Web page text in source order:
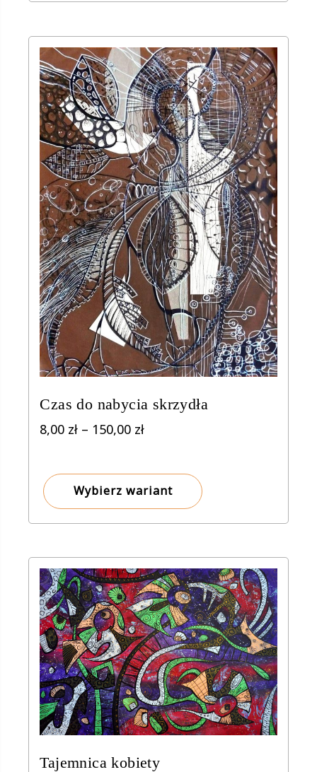
Czas do nabycia skrzydła
8,00 zł – 150,00 złZakres
do
Wybierz wariant
Tajemnica kobiety